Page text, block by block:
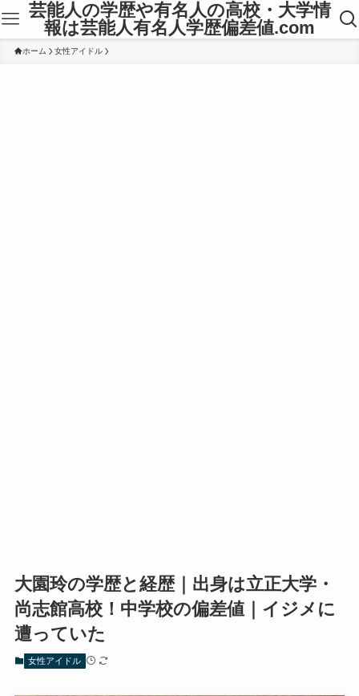
芸能人の学歴や有名人の高校・大学情
報は芸能人有名人学歴偏差値.com
ホーム 女性アイドル
大園玲の学歴と経歴｜出身は立正大学・
尚志館高校！中学校の偏差値｜イジメに
遭っていた
女性アイドル